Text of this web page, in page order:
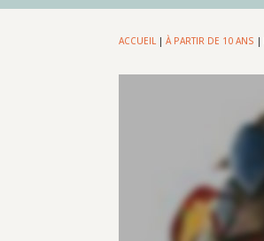
ACCUEIL |À PARTIR DE 10 ANS |